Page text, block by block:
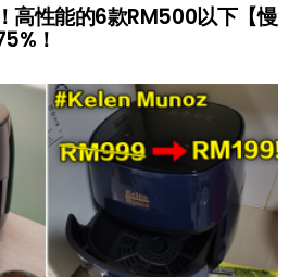
高性能的6款RM500以下【慢
！